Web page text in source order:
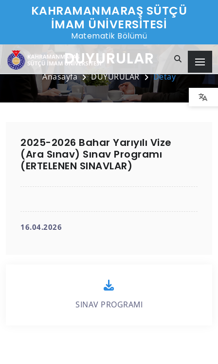
KAHRAMANMARAŞ SÜTÇÜ
İMAM ÜNİVERSİTESİ
Matematik Bölümü
DUYURULAR
Anasayfa DUYURULAR Detay
2025-2026 Bahar Yarıyılı Vize
(Ara Sınav) Sınav Programı
(ERTELENEN SINAVLAR)
16.04.2026
SINAV PROGRAMI